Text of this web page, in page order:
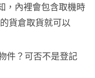
，內裡會包含取機時
貨倉取貨就可以
件？可否不是登記